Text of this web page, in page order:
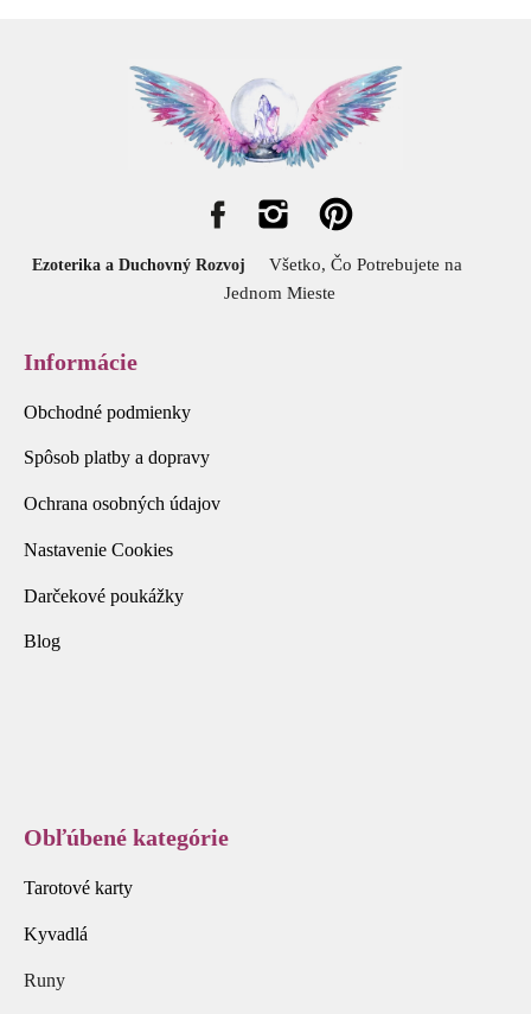
Ezoterika a Duchovný Rozvoj
Všetko, Čo Potrebujete na
Jednom Mieste
Informácie
Obchodné podmienky
Spôsob platby a dopravy
Ochrana osobných údajov
Nastavenie Cookies
Darčekové poukážky
Blog
Obľúbené kategórie
Tarotové karty
Kyvadlá
Runy